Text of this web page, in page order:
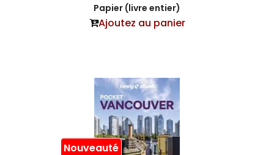
Papier (livre entier)
Ajoutez au panier
Nouveauté